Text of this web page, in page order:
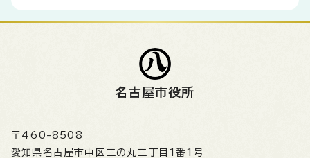
名古屋市役所
〒460-8508
愛知県名古屋市中区三の丸三丁目1番1号